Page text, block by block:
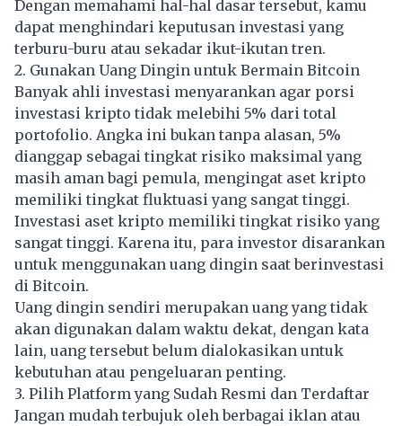
Dengan memahami hal-hal dasar tersebut, kamu
dapat menghindari keputusan investasi yang
terburu-buru atau sekadar ikut-ikutan tren.
2. Gunakan Uang Dingin untuk Bermain Bitcoin
Banyak ahli investasi menyarankan agar porsi
investasi kripto tidak melebihi 5% dari total
portofolio. Angka ini bukan tanpa alasan, 5%
dianggap sebagai tingkat risiko maksimal yang
masih aman bagi pemula, mengingat aset kripto
memiliki tingkat fluktuasi yang sangat tinggi.
Investasi aset kripto memiliki tingkat risiko yang
sangat tinggi. Karena itu, para investor disarankan
untuk menggunakan uang dingin saat berinvestasi
di Bitcoin.
Uang dingin sendiri merupakan uang yang tidak
akan digunakan dalam waktu dekat, dengan kata
lain, uang tersebut belum dialokasikan untuk
kebutuhan atau pengeluaran penting.
3. Pilih Platform yang Sudah Resmi dan Terdaftar
Jangan mudah terbujuk oleh berbagai iklan atau